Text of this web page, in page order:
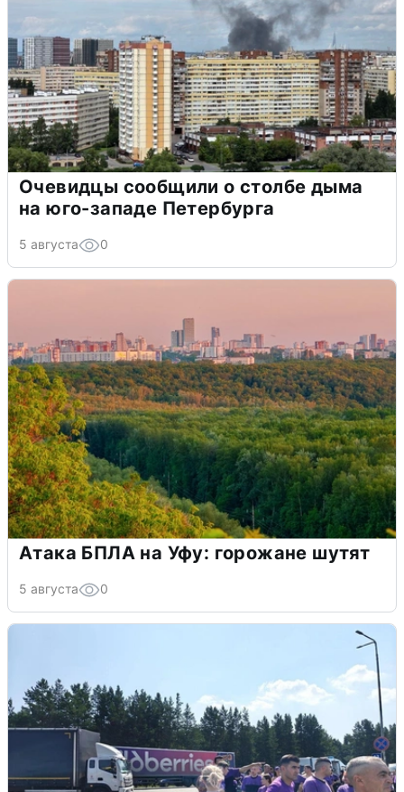
Очевидцы сообщили о столбе дыма
на юго-западе Петербурга
5 августа 0
Атака БПЛА на Уфу: горожане шутят
5 августа 0